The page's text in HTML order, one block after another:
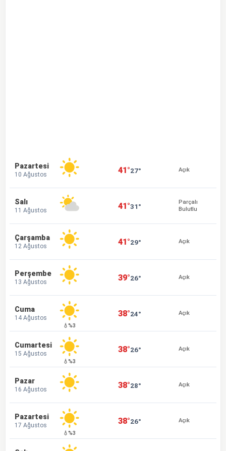
Pazartesi
10 Ağustos 41°27° Açık
Salı
11 Ağustos 41°31°
Parçalı
Bulutlu
Çarşamba
12 Ağustos 41°29° Açık
Perşembe
13 Ağustos 39°26° Açık
Cuma
14 Ağustos
💧%3
38°24° Açık
Cumartesi
15 Ağustos
💧%3
38°26° Açık
Pazar
16 Ağustos 38°28° Açık
Pazartesi
17 Ağustos
💧%3
38°26° Açık